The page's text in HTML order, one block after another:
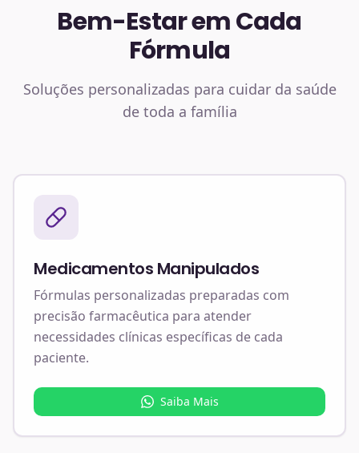
Bem-Estar em Cada
Fórmula
Soluções personalizadas para cuidar da saúde
de toda a família
Medicamentos Manipulados
Fórmulas personalizadas preparadas com
precisão farmacêutica para atender
necessidades clínicas específicas de cada
paciente.
Saiba Mais